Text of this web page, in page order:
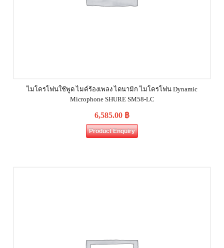
ไมโครโฟนใช้พูด ไมค์ร้องเพลง ไดนามิก ไมโครโฟน Dynamic
Microphone SHURE SM58-LC
6,585.00 ฿
Product Enquiry